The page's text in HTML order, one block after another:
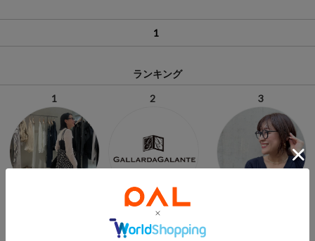
1
ランキング
1 2
GALLARDAGALANTE
GALLARDAGALANTE
3